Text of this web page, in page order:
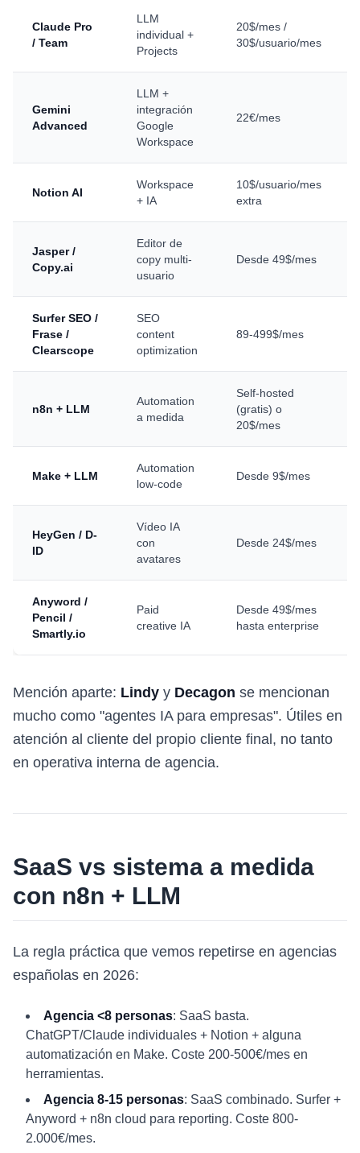
Claude Pro
/ Team
LLM
individual +
Projects
20$/mes /
30$/usuario/mes
Gemini
Advanced
LLM +
integración
Google
Workspace
22€/mes
Notion AI
Workspace
+ IA
10$/usuario/mes
extra
Jasper /
Copy.ai
Editor de
copy multi-
usuario
Desde 49$/mes
Surfer SEO /
Frase /
Clearscope
SEO
content
optimization
89-499$/mes
n8n + LLM
Automation
a medida
Self-hosted
(gratis) o
20$/mes
Make + LLM
Automation
low-code
Desde 9$/mes
HeyGen / D-
ID
Vídeo IA
con
avatares
Desde 24$/mes
Anyword /
Pencil /
Smartly.io
Paid
creative IA
Desde 49$/mes
hasta enterprise
Mención aparte: Lindy y Decagon se mencionan
mucho como "agentes IA para empresas". Útiles en
atención al cliente del propio cliente final, no tanto
en operativa interna de agencia.
SaaS vs sistema a medida
con n8n + LLM
La regla práctica que vemos repetirse en agencias
españolas en 2026:
Agencia <8 personas: SaaS basta.
ChatGPT/Claude individuales + Notion + alguna
automatización en Make. Coste 200-500€/mes en
herramientas.
Agencia 8-15 personas: SaaS combinado. Surfer +
Anyword + n8n cloud para reporting. Coste 800-
2.000€/mes.